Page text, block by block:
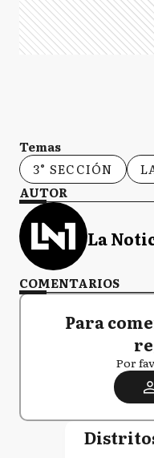
Temas
3° SECCIÓN
AUTOR
La
COMENTARIOS
Para
Por